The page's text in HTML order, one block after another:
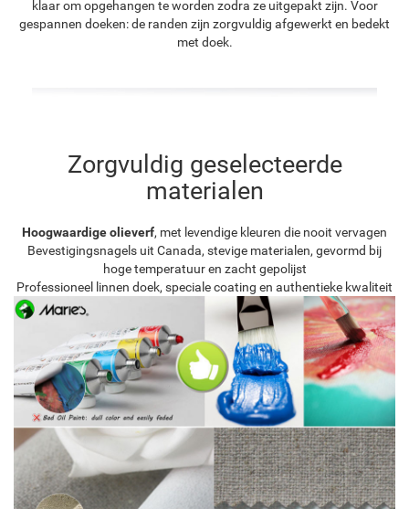
klaar om opgehangen te worden zodra ze uitgepakt zijn. Voor
gespannen doeken: de randen zijn zorgvuldig afgewerkt en bedekt
met doek.
Zorgvuldig geselecteerde
materialen
Hoogwaardige olieverf, met levendige kleuren die nooit vervagen
Bevestigingsnagels uit Canada, stevige materialen, gevormd bij
hoge temperatuur en zacht gepolijst
Professioneel linnen doek, speciale coating en authentieke kwaliteit